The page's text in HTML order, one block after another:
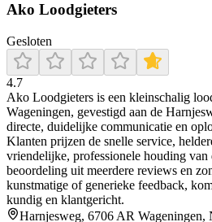
Ako Loodgieters
Gesloten
4.7
Ako Loodgieters is een kleinschalig
Wageningen, gevestigd aan de
directe, duidelijke communicatie en
Klanten prijzen de snelle service,
vriendelijke, professionele houding van
beoordeling uit meerdere reviews en
kunstmatige of generieke feedback,
kundig en klantgericht.
Harnjesweg, 6706 AR Wageningen,